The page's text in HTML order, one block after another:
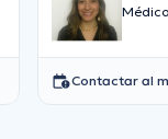
Contactar al